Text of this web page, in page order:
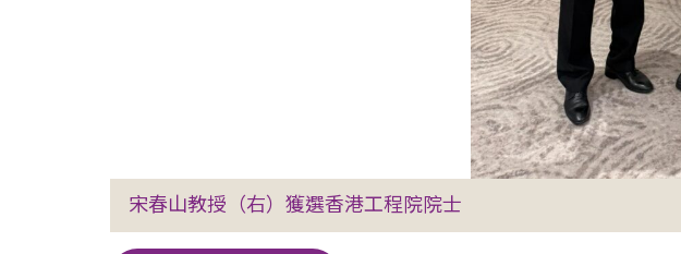
宋春山教授（右）獲選香港工程院院士